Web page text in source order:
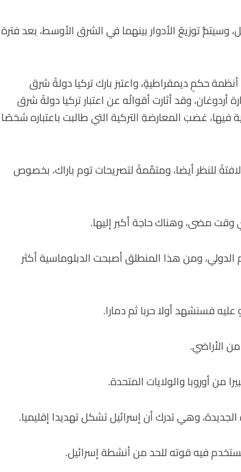
وسيتمُّ توزيعُ الأدوار بينهما في الشرق الأوسط، بعد فترة
حكمٍ ديمقراطيةٍ، واعتبرَ بارك تركيا دولةً شرق
أردوغان، وقد أثارت أقوالُه عن اعتبار تركيا دولةً شرق
غضبَ المعارضةِ التركية التي طالبت باعتباره شخصًا
للنظر أيضا، ومتمِّمةً لتصريحات توم باراك، بخصوص
مضى، وهناك حاجة أكبر إليها.
ومن هذا المنطلق أصبحت الدبلوماسية أكثر
فسنشهد أولا حربا ثم دمارا.
الأراضي.
من أوروبا والولايات المتحدة.
وهي تدرك أن إسرائيل تشكل تهديدا إقليميا.
فيه قوته للحد من أنشطة إسرائيل.